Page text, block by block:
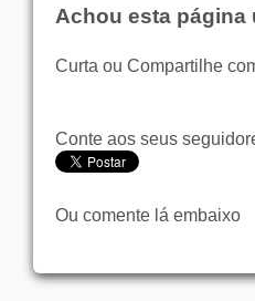
Achou esta página
Curta ou Compartilhe
Conte aos seus
Ou comente lá embaixo